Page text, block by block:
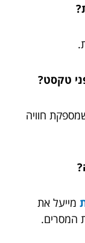
טקסט?
חוויה
מייעל את
המסרים.